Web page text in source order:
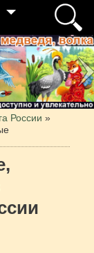
России »